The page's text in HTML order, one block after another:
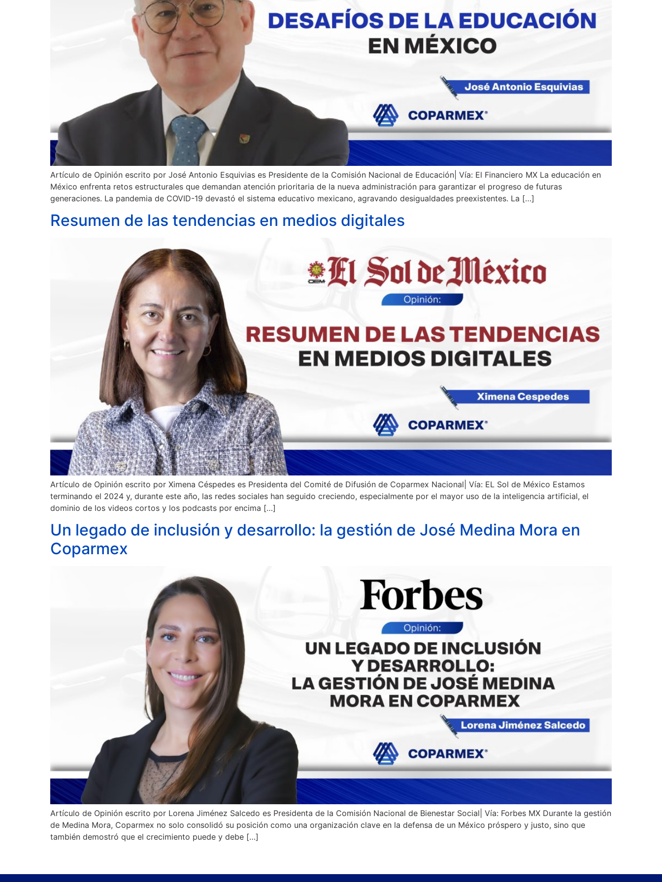
Artículo de Opinión escrito por José Antonio Esquivias es Presidente de la Comisión Nacional de Educación| Vía: El Financiero MX La educación en
México enfrenta retos estructurales que demandan atención prioritaria de la nueva administración para garantizar el progreso de futuras
generaciones. La pandemia de COVID-19 devastó el sistema educativo mexicano, agravando desigualdades preexistentes. La […]
Resumen de las tendencias en medios digitales
Artículo de Opinión escrito por Ximena Céspedes es Presidenta del Comité de Difusión de Coparmex Nacional| Vía: EL Sol de México Estamos
terminando el 2024 y, durante este año, las redes sociales han seguido creciendo, especialmente por el mayor uso de la inteligencia artificial, el
dominio de los videos cortos y los podcasts por encima […]
Un legado de inclusión y desarrollo: la gestión de José Medina Mora en
Coparmex
Artículo de Opinión escrito por Lorena Jiménez Salcedo es Presidenta de la Comisión Nacional de Bienestar Social| Vía: Forbes MX Durante la gestión
de Medina Mora, Coparmex no solo consolidó su posición como una organización clave en la defensa de un México próspero y justo, sino que
también demostró que el crecimiento puede y debe […]